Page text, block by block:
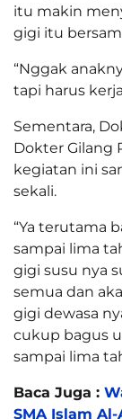
itu makin
gigi itu
“Nggak
tapi harus
Sementara,
Dokter Gilang
kegiatan ini
sekali.
“Ya terutama
sampai lima
gigi susu nya
semua dan
gigi dewasa
cukup bagus
sampai lima
Baca Juga :
SMA Islam Al-